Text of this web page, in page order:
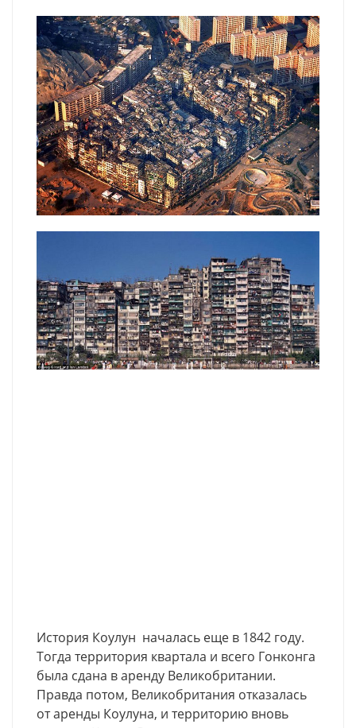
История Коулун началась еще в 1842 году.
Тогда территория квартала и всего Гонконга
была сдана в аренду Великобритании.
Правда потом, Великобритания отказалась
от аренды Коулуна, и территорию вновь